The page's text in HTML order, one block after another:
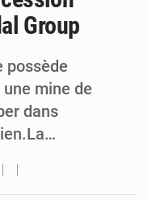
Group
possède
mine de
dans